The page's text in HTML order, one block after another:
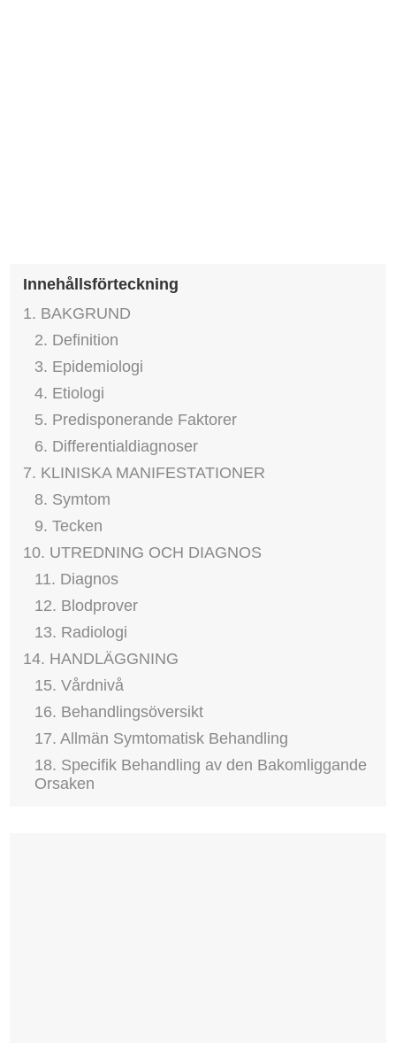
Innehållsförteckning
1. BAKGRUND
2. Definition
3. Epidemiologi
4. Etiologi
5. Predisponerande Faktorer
6. Differentialdiagnoser
7. KLINISKA MANIFESTATIONER
8. Symtom
9. Tecken
10. UTREDNING OCH DIAGNOS
11. Diagnos
12. Blodprover
13. Radiologi
14. HANDLÄGGNING
15. Vårdnivå
16. Behandlingsöversikt
17. Allmän Symtomatisk Behandling
18. Specifik Behandling av den Bakomliggande
Orsaken